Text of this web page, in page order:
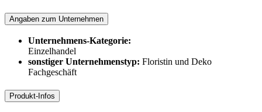
Angaben zum Unternehmen
Unternehmens-Kategorie:
Einzelhandel
sonstiger Unternehmenstyp: Floristin und Deko
Fachgeschäft
Produkt-Infos